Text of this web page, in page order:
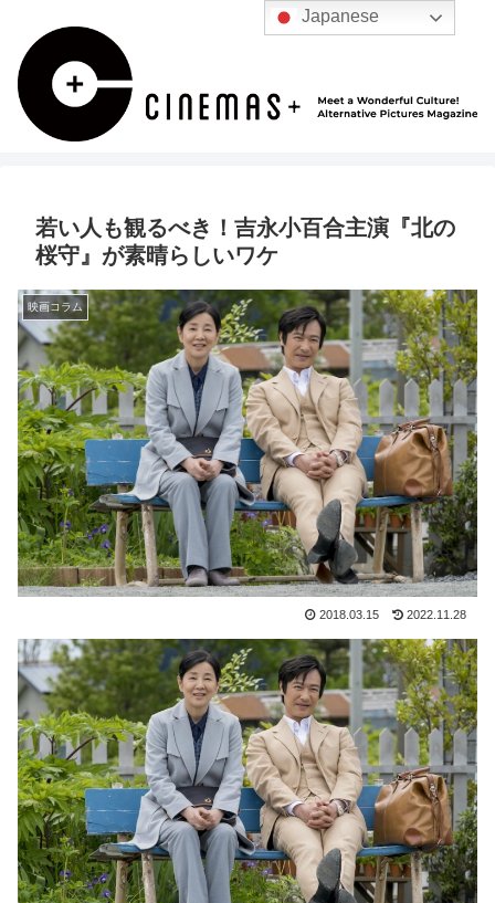
若い人も観るべき！吉永小百合主演『北の
桜守』が素晴らしいワケ
映画コラム
2018.03.15 2022.11.28
Japanese